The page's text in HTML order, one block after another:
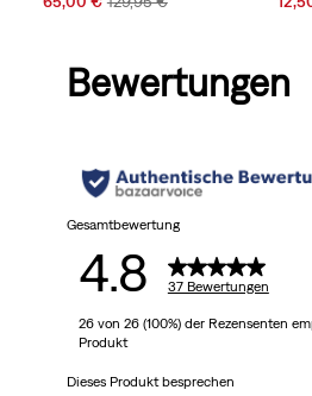
Bewertungen
Gesamtbewertung
4.8 37 Bewertungen
26 von 26 (100%) der Rezensenten
Produkt
Dieses Produkt besprechen